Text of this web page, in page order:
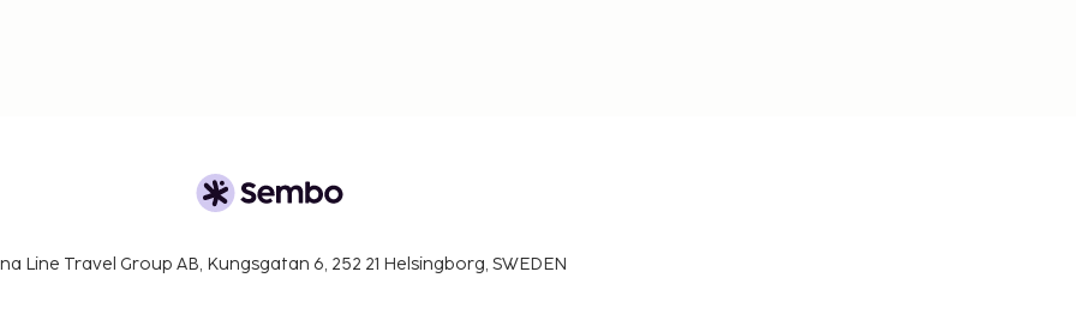
olevia sänkyjä.
Line Travel Group AB, Kungsgatan 6, 252 21 Helsingborg, SWEDEN